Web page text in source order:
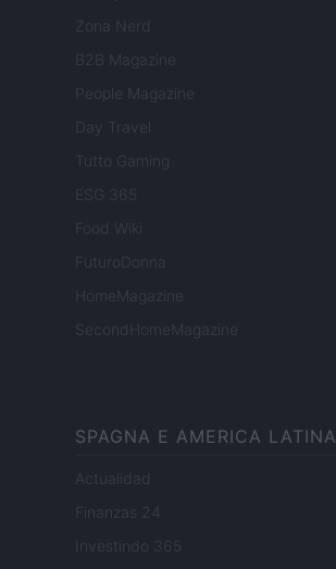
Zona Nerd
B2B Magazine
People Magazine
Day Travel
Tutto Gaming
ESG 365
Food Wiki
FuturoDonna
HomeMagazine
SecondHomeMagazine
SPAGNA E AMERICA LATINA
Actualidad
Finanzas 24
Investindo 365